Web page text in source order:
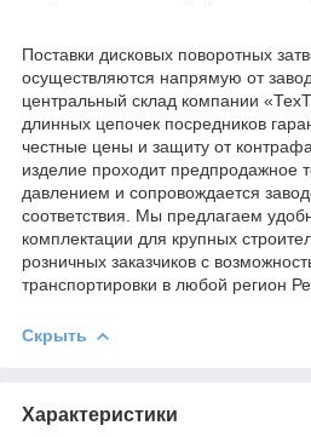
Поставки дисковых поворотных
осуществляются напрямую от
центральный склад компании
длинных цепочек посредников
честные цены и защиту от
изделие проходит предпродажное
давлением и сопровождается
соответствия. Мы предлагаем
комплектации для крупных
розничных заказчиков с
транспортировки в любой регион
Скрыть
Характеристики